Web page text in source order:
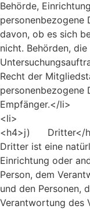
Behörde,
personenbezogene
davon, ob es sich
nicht. Behörden,
Recht der
personenbezogene
Empfänger.</li>
<li>
<h4>j) Dritter</
Dritter ist eine
Einrichtung oder
Person, dem
und den Personen,
Verantwortung des